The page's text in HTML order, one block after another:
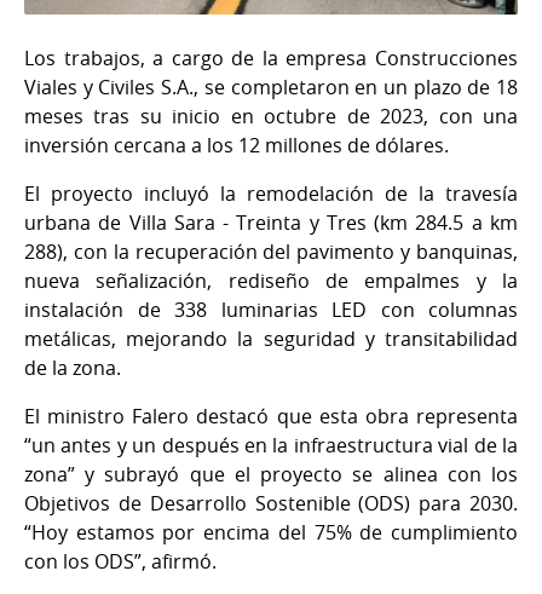
Los trabajos, a cargo de la empresa Construcciones
Viales y Civiles S.A., se completaron en un plazo de 18
meses tras su inicio en octubre de 2023, con una
inversión cercana a los 12 millones de dólares.
El proyecto incluyó la remodelación de la travesía
urbana de Villa Sara - Treinta y Tres (km 284.5 a km
288), con la recuperación del pavimento y banquinas,
nueva señalización, rediseño de empalmes y la
instalación de 338 luminarias LED con columnas
metálicas, mejorando la seguridad y transitabilidad
de la zona.
El ministro Falero destacó que esta obra representa
“un antes y un después en la infraestructura vial de la
zona” y subrayó que el proyecto se alinea con los
Objetivos de Desarrollo Sostenible (ODS) para 2030.
“Hoy estamos por encima del 75% de cumplimiento
con los ODS”, afirmó.